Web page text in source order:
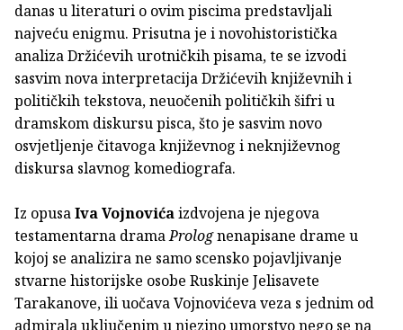
danas u literaturi o ovim piscima predstavljali
najveću enigmu. Prisutna je i novohistoristička
analiza Držićevih urotničkih pisama, te se izvodi
sasvim nova interpretacija Držićevih književnih i
političkih tekstova, neuočenih političkih šifri u
dramskom diskursu pisca, što je sasvim novo
osvjetljenje čitavoga književnog i neknjiževnog
diskursa slavnog komediografa.
Iz opusaIva Vojnovićaizdvojena je njegova
testamentarna dramaProlognenapisane drame u
kojoj se analizira ne samo scensko pojavljivanje
stvarne historijske osobe Ruskinje Jelisavete
Tarakanove, ili uočava Vojnovićeva veza s jednim od
admirala uključenim u njezino umorstvo nego se na